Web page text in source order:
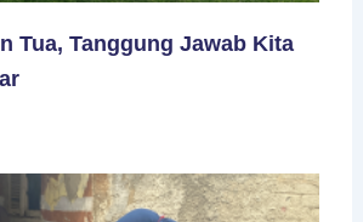
Tua, Tanggung Jawab Kita